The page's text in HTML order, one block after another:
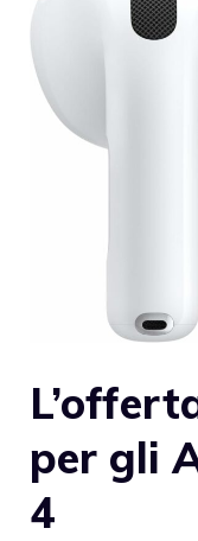
per gli
4